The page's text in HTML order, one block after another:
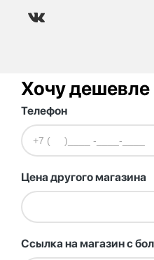
Хочу дешевле
Телефон
Цена другого магазина
Ссылка на магазин с